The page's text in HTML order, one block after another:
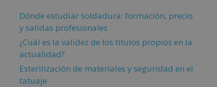
Dónde estudiar soldadura: formación, precio
y salidas profesionales
¿Cuál es la validez de los títulos propios en la
actualidad?
Esterilización de materiales y seguridad en el
tatuaje